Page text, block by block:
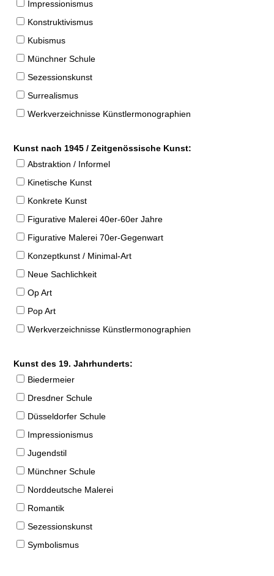
Impressionismus
Konstruktivismus
Kubismus
Münchner Schule
Sezessionskunst
Surrealismus
Werkverzeichnisse Künstlermonographien
Kunst nach 1945 / Zeitgenössische Kunst:
Abstraktion / Informel
Kinetische Kunst
Konkrete Kunst
Figurative Malerei 40er-60er Jahre
Figurative Malerei 70er-Gegenwart
Konzeptkunst / Minimal-Art
Neue Sachlichkeit
Op Art
Pop Art
Werkverzeichnisse Künstlermonographien
Kunst des 19. Jahrhunderts:
Biedermeier
Dresdner Schule
Düsseldorfer Schule
Impressionismus
Jugendstil
Münchner Schule
Norddeutsche Malerei
Romantik
Sezessionskunst
Symbolismus